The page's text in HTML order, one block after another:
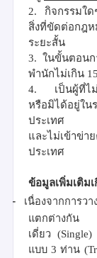
2. กิจกรรมใ
สิ่งที่ขัดต่อกฎ
ระยะสั้น
3. ในขั้นตอนก
พำนักไม่เกิน 15
4. เป็นผู้ที่ไ
หรือมิได้อยู่ใน
ประเทศ
และไม่เข้าข่า
ประเทศ
ข้อมูลเพิ่มเติม
-
เนื่องจากการว
แตกต่างกั
เดี่ยว(Single)
แบบ3 ท่าน (